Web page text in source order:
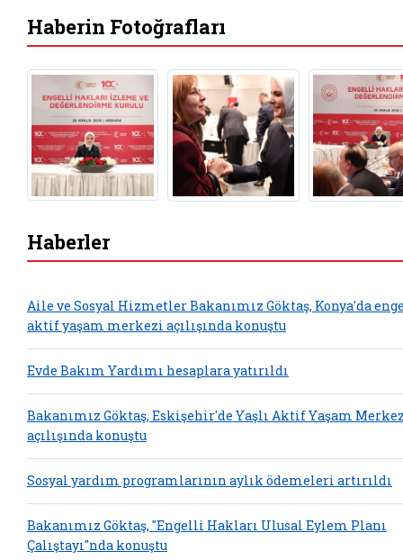
Haberin Fotoğrafları
Haberler
Aile ve Sosyal Hizmetler Bakanımız Göktaş, Konya'da
aktif yaşam merkezi açılışında konuştu
Evde Bakım Yardımı hesaplara yatırıldı
Bakanımız Göktaş, Eskişehir'de Yaşlı Aktif Yaşam
açılışında konuştu
Sosyal yardım programlarının aylık ödemeleri artırıldı
Bakanımız Göktaş, "Engelli Hakları Ulusal Eylem Planı
Çalıştayı"nda konuştu